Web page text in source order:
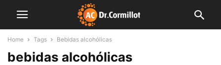
Home Tags Bebidas alcohólicas
bebidas alcohólicas